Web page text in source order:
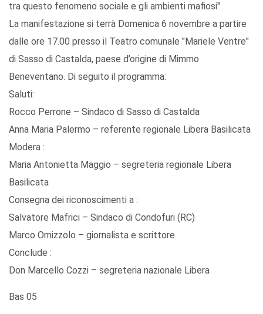
tra questo fenomeno sociale e gli ambienti mafiosi".
La manifestazione si terrà Domenica 6 novembre a partire
dalle ore 17.00 presso il Teatro comunale "Mariele Ventre"
di Sasso di Castalda, paese d’origine di Mimmo
Beneventano. Di seguito il programma:
Saluti:
Rocco Perrone – Sindaco di Sasso di Castalda
Anna Maria Palermo – referente regionale Libera Basilicata
Modera :
Maria Antonietta Maggio – segreteria regionale Libera
Basilicata
Consegna dei riconoscimenti a :
Salvatore Mafrici – Sindaco di Condofuri (RC)
Marco Omizzolo – giornalista e scrittore
Conclude :
Don Marcello Cozzi – segreteria nazionale Libera
Bas 05